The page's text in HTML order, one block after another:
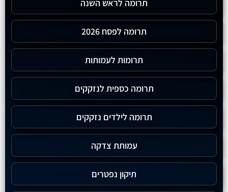
תרומה לראש השנה
תרומה לפסח 2026
תרומות לעמותות
תרומה כספית לנזקקים
תרומה לילדים נזקקים
עמותת צדקה
תיקון נפטרים